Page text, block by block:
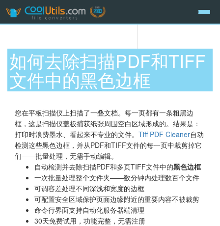
如何去除扫描PDF和TIFF
文件中的黑色边框
您在平板扫描仪上扫描了一叠文档。每一页都有一条粗黑边
框，这是扫描仪盖板捕获纸张周围空白区域形成的。结果是：
打印时浪费墨水、看起来不专业的文件。 Tiff PDF Cleaner自动
检测这些黑色边框，并从PDF和TIFF文件的每一页中裁剪掉它
们——批量处理，无需手动编辑。
自动检测并去除扫描PDF和多页TIFF文件中的黑色边框
一次批量处理整个文件夹——数分钟内处理数百个文件
可调容差处理不同深浅和宽度的边框
可配置安全区域保护页面边缘附近的重要内容不被裁剪
命令行界面支持自动化服务器端清理
30天免费试用，功能完整，无需注册